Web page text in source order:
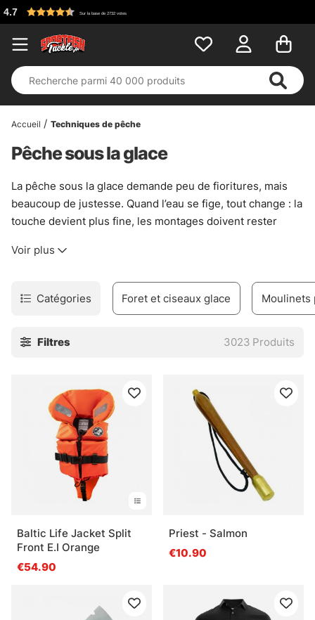
Accueil Techniques de pêche
Pêche sous la glace
La pêche sous la glace demande peu de fioritures, mais
beaucoup de justesse. Quand l’eau se fige, tout change : la
touche devient plus fine, les montages doivent rester
l’équipement sert surtout à lire le froid, à sentir les
deviennent sèches, piquantes, parfois franchement
capricieuses.
glace avec sérieux : cannes courtes, leurres compacts,
les poissons plus méfiants, le bon matériel fait vite la
différence. Pas besoin d’en faire trop. En hiver, la précision
suffit souvent.
» Retour aux techniques de pêche
glace
Voir plus
Catégories Foret et ciseaux glace Moulinets
Filtres 3023 Produits
Baltic Life Jacket Split
Front E.I Orange
€54.90
Priest - Salmon
€10.90